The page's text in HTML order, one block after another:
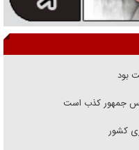
بود
جمهور کذب است
کشور